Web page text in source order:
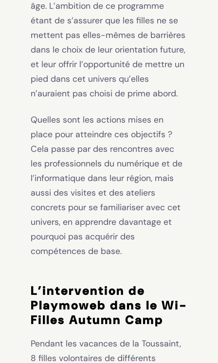
âge. L’ambition de ce programme
étant de s’assurer que les filles ne se
mettent pas elles-mêmes de barrières
dans le choix de leur orientation future,
et leur offrir l’opportunité de mettre un
pied dans cet univers qu’elles
n’auraient pas choisi de prime abord.
Quelles sont les actions mises en
place pour atteindre ces objectifs ?
Cela passe par des rencontres avec
les professionnels du numérique et de
l’informatique dans leur région, mais
aussi des visites et des ateliers
concrets pour se familiariser avec cet
univers, en apprendre davantage et
pourquoi pas acquérir des
compétences de base.
L’intervention de
Playmoweb dans le Wi-
Filles Autumn Camp
Pendant les vacances de la Toussaint,
8 filles volontaires de différents